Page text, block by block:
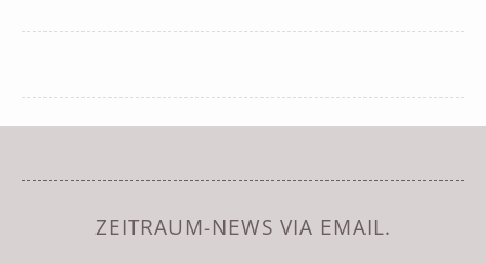
ZEITRAUM-NEWS VIA EMAIL.